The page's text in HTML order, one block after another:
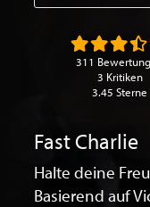
Fast Charlie
Halte deine
Basierend auf
311
3 Kritiken
3.45 Sterne